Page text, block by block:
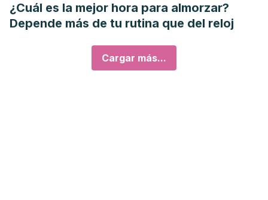
¿Cuál es la mejor hora para almorzar?
Depende más de tu rutina que del reloj
Cargar más...